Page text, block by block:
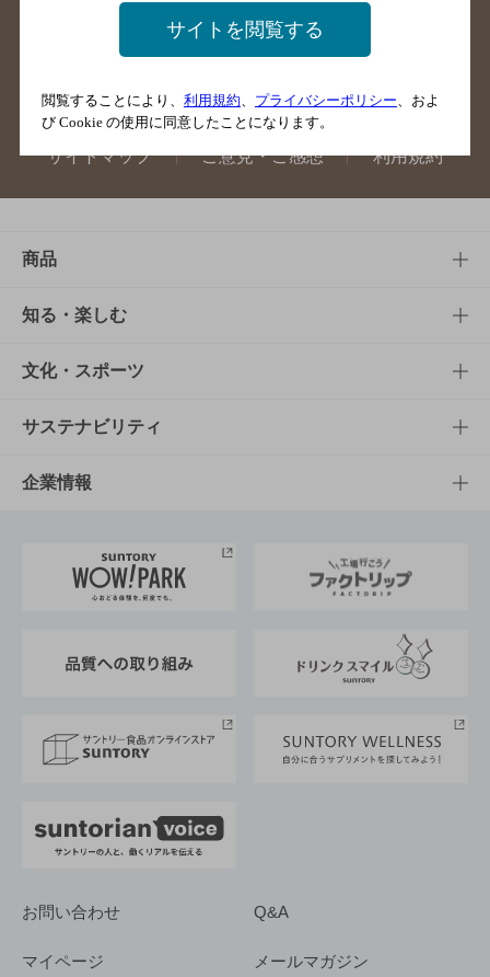
店舗登録方法のご案内
店舗情報更新方法のご案内
掲載店舗様ログイン
サイトマップ ご意見・ご感想 利用規約
商品
商品TOP
商品一覧
商品発売情報
栄養成分一覧
知る・楽しむ
知る・楽しむTOP
キャンペーン
工場見学
地域情報
文化・スポーツ
文化・スポーツTOP
サントリーホール
サントリーサンバーズ大阪
サステナビリティ
サステナビリティTOP
サントリーが考えるサステナビリティ経営
企業情報
企業概要
採用情報
お問い合わせ Q&A
マイページ メールマガジン
サイトを閲覧する
閲覧することにより、 利用規約 プライバシーポリシー 、およ
び Cookie の使用に同意したことになります。